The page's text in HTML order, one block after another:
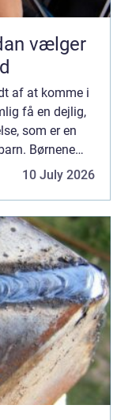
af at komme i
få en dejlig,
som er en
Børnene
10 July 2026